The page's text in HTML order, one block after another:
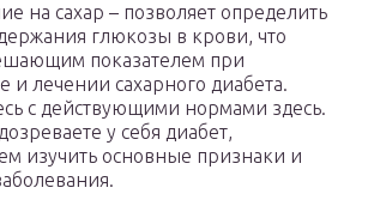
на сахар – позволяет определить
глюкозы в крови, что
показателем при
и лечении сахарного диабета.
с действующими нормами здесь.
у себя диабет,
изучить основные признаки и